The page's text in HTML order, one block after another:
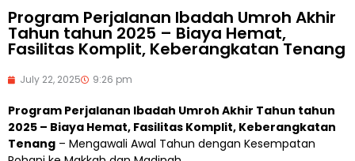
Program Perjalanan Ibadah Umroh Akhir
Tahun tahun 2025 – Biaya Hemat,
Fasilitas Komplit, Keberangkatan Tenang
July 22, 2025 9:26 pm
Program Perjalanan Ibadah Umroh Akhir Tahun tahun
2025 – Biaya Hemat, Fasilitas Komplit, Keberangkatan
Tenang – Mengawali Awal Tahun dengan Kesempatan